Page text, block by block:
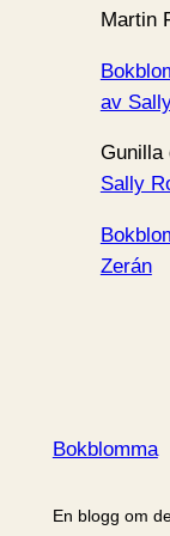
Martin
av
Gunilla
Sally
Zerán
Bokblomma
En blogg om